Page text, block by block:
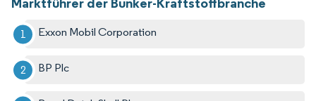
Exxon Mobil Corporation
BP Plc